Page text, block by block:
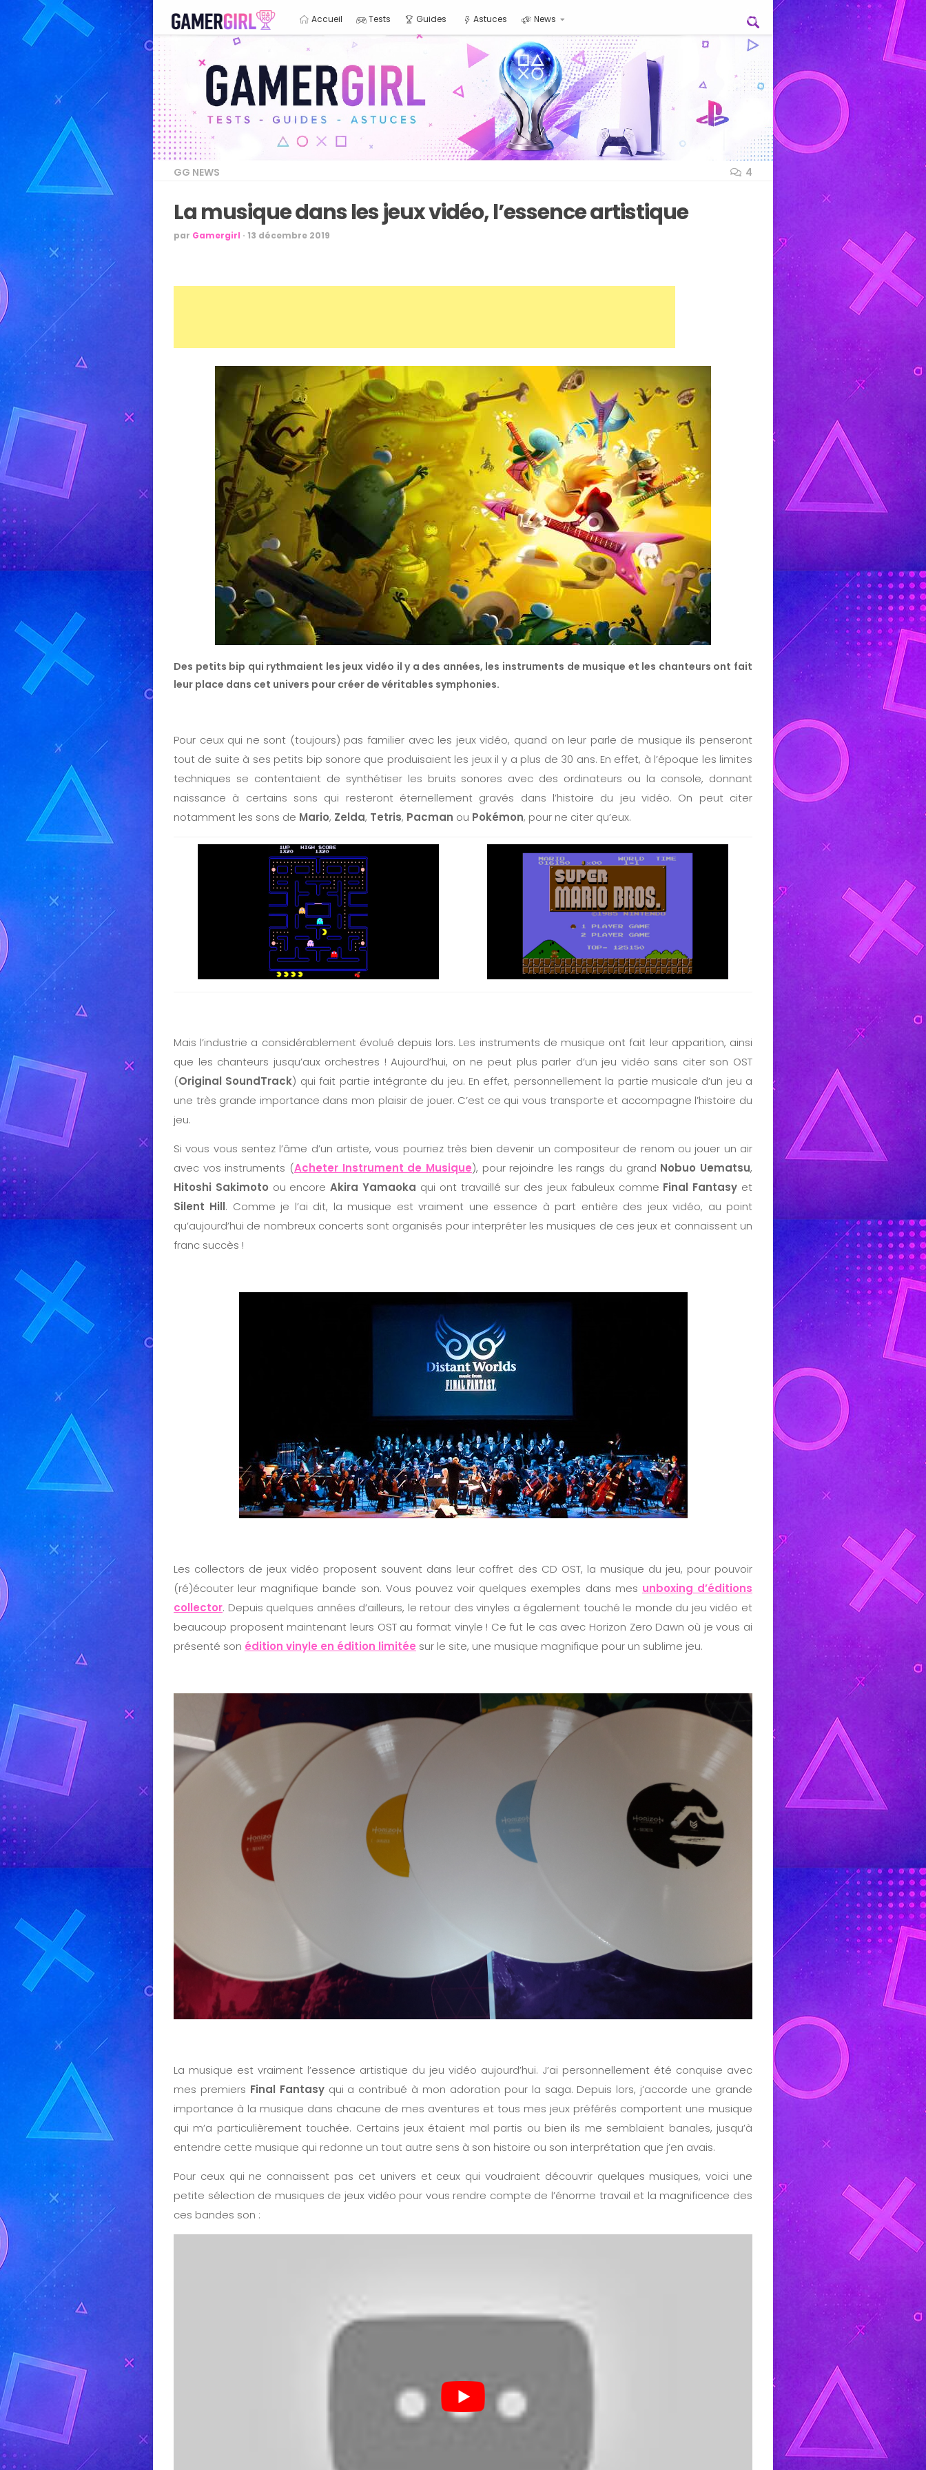
Accueil Tests Guides Astuces News
GG NEWS 4
La musique dans les jeux vidéo, l’essence artistique
par Gamergirl · 13 décembre 2019
Des petits bip qui rythmaient les jeux vidéo il y a des années, les instruments de musique et les chanteurs ont fait
leur place dans cet univers pour créer de véritables symphonies.
Pour ceux qui ne sont (toujours) pas familier avec les jeux vidéo, quand on leur parle de musique ils penseront
tout de suite à ses petits bip sonore que produisaient les jeux il y a plus de 30 ans. En effet, à l’époque les limites
techniques se contentaient de synthétiser les bruits sonores avec des ordinateurs ou la console, donnant
naissance à certains sons qui resteront éternellement gravés dans l’histoire du jeu vidéo. On peut citer
notamment les sons de Mario, Zelda, Tetris, Pacman ou Pokémon, pour ne citer qu’eux.
Mais l’industrie a considérablement évolué depuis lors. Les instruments de musique ont fait leur apparition, ainsi
que les chanteurs jusqu’aux orchestres ! Aujourd’hui, on ne peut plus parler d’un jeu vidéo sans citer son OST
(Original SoundTrack) qui fait partie intégrante du jeu. En effet, personnellement la partie musicale d’un jeu a
une très grande importance dans mon plaisir de jouer. C’est ce qui vous transporte et accompagne l’histoire du
jeu.
Si vous vous sentez l’âme d’un artiste, vous pourriez très bien devenir un compositeur de renom ou jouer un air
avec vos instruments (Acheter Instrument de Musique), pour rejoindre les rangs du grand Nobuo Uematsu,
Hitoshi Sakimoto ou encoreAkira Yamaoka qui ont travaillé sur des jeux fabuleux comme Final Fantasy et
Silent Hill. Comme je l’ai dit, la musique est vraiment une essence à part entière des jeux vidéo, au point
qu’aujourd’hui de nombreux concerts sont organisés pour interpréter les musiques de ces jeux et connaissent un
franc succès !
Les collectors de jeux vidéo proposent souvent dans leur coffret des CD OST, la musique du jeu, pour pouvoir
(ré)écouter leur magnifique bande son. Vous pouvez voir quelques exemples dans mes unboxing d’éditions
collector. Depuis quelques années d’ailleurs, le retour des vinyles a également touché le monde du jeu vidéo et
beaucoup proposent maintenant leurs OST au format vinyle ! Ce fut le cas avec Horizon Zero Dawn où je vous ai
présenté son édition vinyle en édition limitée sur le site, une musique magnifique pour un sublime jeu.
La musique est vraiment l’essence artistique du jeu vidéo aujourd’hui. J’ai personnellement été conquise avec
mes premiers Final Fantasyqui a contribué à mon adoration pour la saga. Depuis lors, j’accorde une grande
importance à la musique dans chacune de mes aventures et tous mes jeux préférés comportent une musique
qui m’a particulièrement touchée. Certains jeux étaient mal partis ou bien ils me semblaient banales, jusqu’à
entendre cette musique qui redonne un tout autre sens à son histoire ou son interprétation que j’en avais.
Pour ceux qui ne connaissent pas cet univers et ceux qui voudraient découvrir quelques musiques, voici une
petite sélection de musiques de jeux vidéo pour vous rendre compte de l’énorme travail et la magnificence des
ces bandes son :